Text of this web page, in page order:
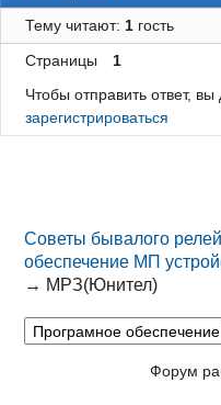
Тему читают: 1гость
Страницы
1
Чтобы отправить ответ,
зарегистрироваться
Советы бывалого
обеспечение МП
→ МРЗ(Юнител)
Форум